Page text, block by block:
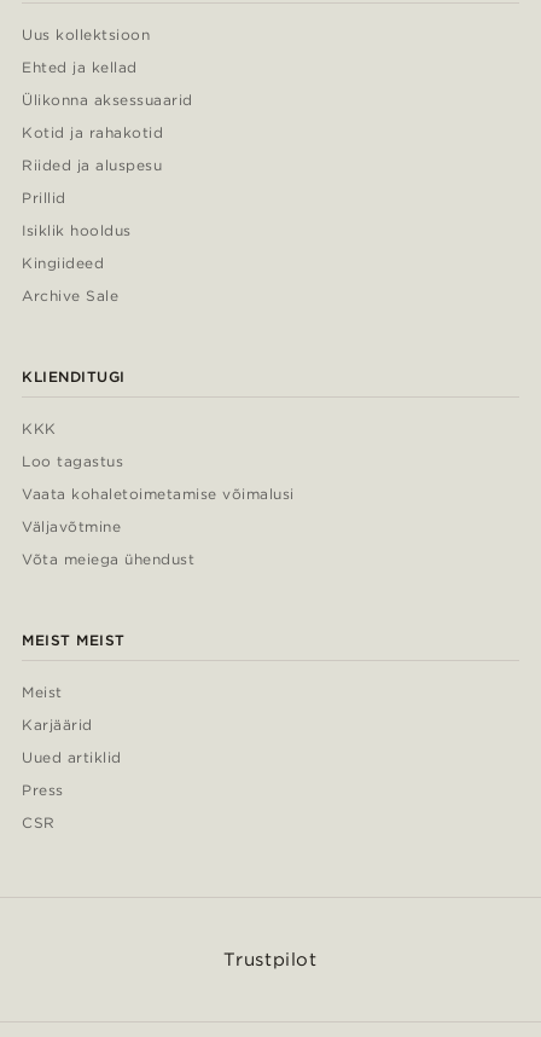
Uus kollektsioon
Ehted ja kellad
Ülikonna aksessuaarid
Kotid ja rahakotid
Riided ja aluspesu
Prillid
Isiklik hooldus
Kingiideed
Archive Sale
KLIENDITUGI
KKK
Loo tagastus
Vaata kohaletoimetamise võimalusi
Väljavõtmine
Võta meiega ühendust
MEIST MEIST
Meist
Karjäärid
Uued artiklid
Press
CSR
Trustpilot